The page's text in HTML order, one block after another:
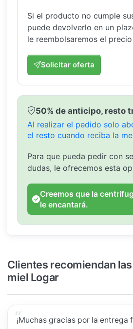
Si el producto no cumple
puede devolverlo en un
le reembolsaremos el
Solicitar oferta
50% de anticipo, resto
Al realizar el pedido solo
el resto cuando reciba la
Para que pueda pedir con
dudas, le ofrecemos esta
Creemos que la
le encantará.
Clientes recomiendan
miel Logar
¡Muchas gracias por la entrega